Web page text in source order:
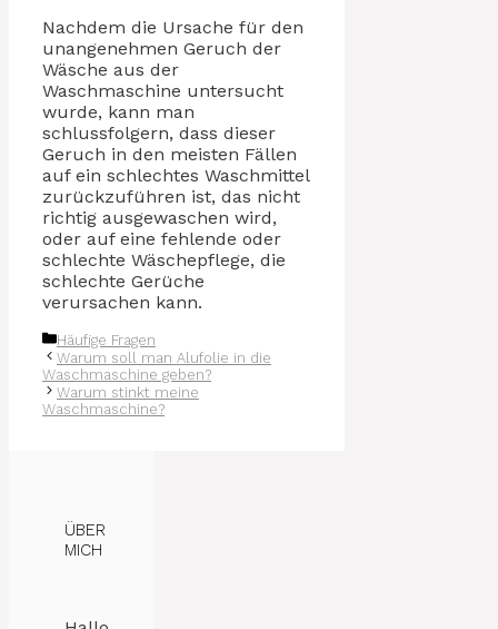
Nachdem die Ursache für den
unangenehmen Geruch der
Wäsche aus der
Waschmaschine untersucht
wurde, kann man
schlussfolgern, dass dieser
Geruch in den meisten Fällen
auf ein schlechtes Waschmittel
zurückzuführen ist, das nicht
richtig ausgewaschen wird,
oder auf eine fehlende oder
schlechte Wäschepflege, die
schlechte Gerüche
verursachen kann.
Kategorien
Häufige Fragen
Warum soll man Alufolie in die
Waschmaschine geben?
Warum stinkt meine
Waschmaschine?
ÜBER
MICH